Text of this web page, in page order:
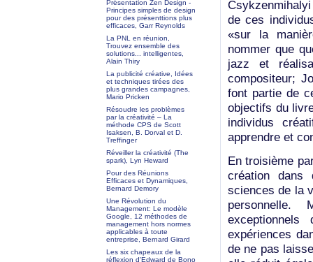
Présentation Zen Design -
Principes simples de design
pour des présenttions plus
efficaces, Garr Reynolds
La PNL en réunion,
Trouvez ensemble des
solutions... intelligentes,
Alain Thiry
La publicité créative, Idées
et techniques tirées des
plus grandes campagnes,
Mario Pricken
Résoudre les problèmes
par la créativité – La
méthode CPS de Scott
Isaksen, B. Dorval et D.
Treffinger
Réveiller la créativité (The
spark), Lyn Heward
Pour des Réunions
Efficaces et Dynamiques,
Bernard Demory
Une Révolution du
Management: Le modèle
Google, 12 méthodes de
management hors normes
applicables à toute
entreprise, Bernard Girard
Les six chapeaux de la
réflexion d'Edward de Bono
de ces
«sur la
nommer que
jazz et
compositeur;
font partie de
objectifs du
individus
apprendre et
En troisième
création dans
sciences de la
personnelle.
expériences
de ne pas